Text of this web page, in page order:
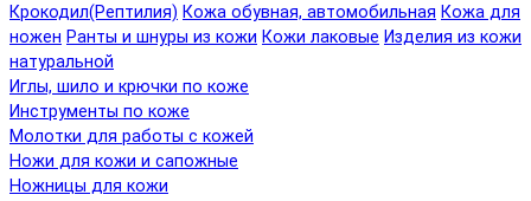
Крокодил(Рептилия) Кожа обувная, автомобильная Кожа для
ножен Ранты и шнуры из кожи Кожи лаковые Изделия из кожи
натуральной
Иглы, шило и крючки по коже
Инструменты по коже
Молотки для работы с кожей
Ножи для кожи и сапожные
Ножницы для кожи